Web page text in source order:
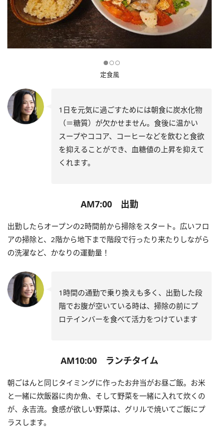
定食風
1日を元気に過ごすためには朝食に炭水化物
（＝糖質）が欠かせません。食後に温かい
スープやココア、コーヒーなどを飲むと食欲
を抑えることができ、血糖値の上昇を抑えて
くれます。
AM7:00 出勤
出勤したらオープンの2時間前から掃除をスタート。広いフロ
アの掃除と、2階から地下まで階段で行ったり来たりしながら
の洗濯など、かなりの運動量！
1時間の通勤で乗り換えも多く、出勤した段
階でお腹が空いている時は、掃除の前にプ
ロテインバーを食べて活力をつけています
AM10:00 ランチタイム
朝ごはんと同じタイミングに作ったお弁当がお昼ご飯。お米
と一緒に炊飯器に肉か魚、そして野菜を一緒に入れて炊くの
が、永吉流。食感が欲しい野菜は、グリルで焼いてご飯にプ
ラスします。